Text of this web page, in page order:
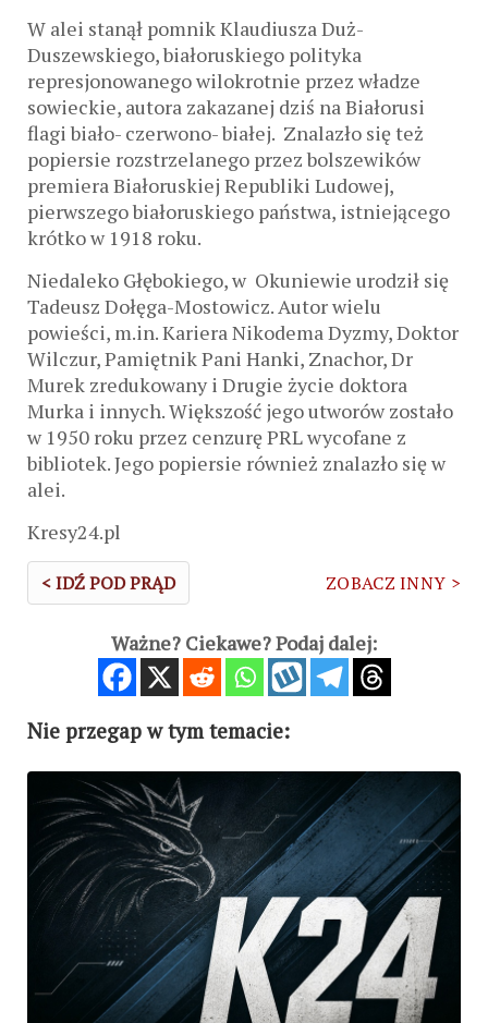
W alei stanął pomnik Klaudiusza Duż-
Duszewskiego, białoruskiego polityka
represjonowanego wilokrotnie przez władze
sowieckie, autora zakazanej dziś na Białorusi
flagi biało- czerwono- białej. Znalazło się też
popiersie rozstrzelanego przez bolszewików
premiera Białoruskiej Republiki Ludowej,
pierwszego białoruskiego państwa, istniejącego
krótko w 1918 roku.
Niedaleko Głębokiego, w Okuniewie urodził się
Tadeusz Dołęga-Mostowicz. Autor wielu
powieści, m.in. Kariera Nikodema Dyzmy, Doktor
Wilczur, Pamiętnik Pani Hanki, Znachor, Dr
Murek zredukowany i Drugie życie doktora
Murka i innych. Większość jego utworów zostało
w 1950 roku przez cenzurę PRL wycofane z
bibliotek. Jego popiersie również znalazło się w
alei.
Kresy24.pl
< IDŹ POD PRĄD ZOBACZ INNY >
Ważne? Ciekawe? Podaj dalej:
Nie przegap w tym temacie: